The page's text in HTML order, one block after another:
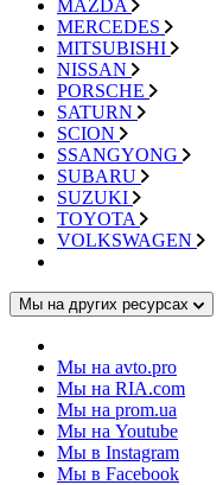
MAZDA
MERCEDES
MITSUBISHI
NISSAN
PORSCHE
SATURN
SCION
SSANGYONG
SUBARU
SUZUKI
TOYOTA
VOLKSWAGEN
Мы на других ресурсах
Мы на avto.pro
Мы на RIA.com
Мы на prom.ua
Мы на Youtube
Мы в Instagram
Мы в Facebook